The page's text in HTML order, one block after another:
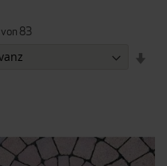
von 83